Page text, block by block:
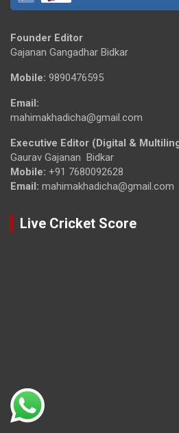
Founder Editor
Gajanan Gangadhar Bidkar
Mobile: 9890476595
Email:
mahimakhadicha@gmail.com
Executive Editor (Digital &
Gaurav Gajanan Bidkar
Mobile: +91 7680092628
Email: mahimakhadicha@gmail.com
Live Cricket Score